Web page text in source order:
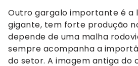
Outro gargalo importante é a
gigante, tem forte produção
depende de uma malha
sempre acompanha a
do setor. A imagem antiga do